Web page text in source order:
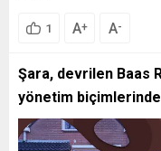
1 A+ A-
Şara, devrilen Baas
yönetim